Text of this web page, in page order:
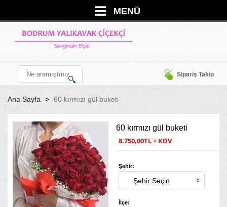
MENÜ
Sipariş Takip
Ana Sayfa 60 kırmızı gül buketi
60 kırmızı gül buketi
8.750,00TL + KDV
Şehir:
İlçe: